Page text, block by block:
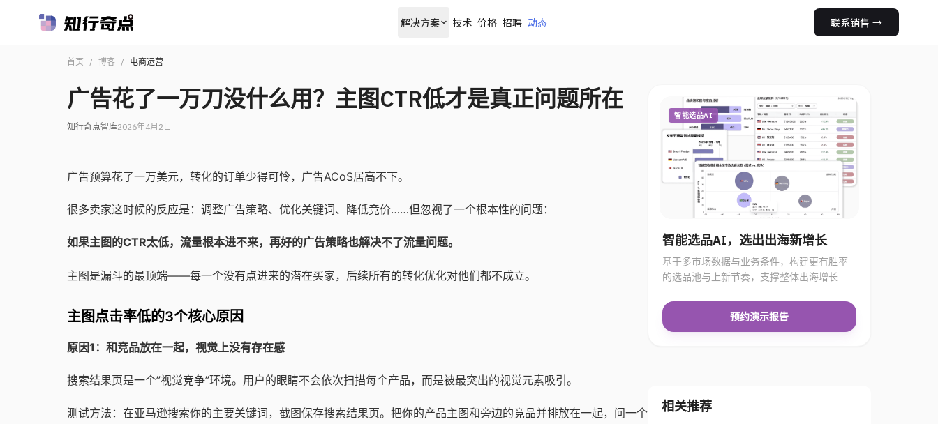
解决方案 技术 价格 招聘 动态 联系销售 →
首页 / 博客 / 电商运营
广告花了一万刀没什么用？主图CTR低才是真正问题所在
知行奇点智库2026年4月2日
广告预算花了一万美元，转化的订单少得可怜，广告ACoS居高不下。
很多卖家这时候的反应是：调整广告策略、优化关键词、降低竞价……但忽视了一个根本性的问题：
如果主图的CTR太低，流量根本进不来，再好的广告策略也解决不了流量问题。
主图是漏斗的最顶端——每一个没有点进来的潜在买家，后续所有的转化优化对他们都不成立。
主图点击率低的3个核心原因
原因1：和竞品放在一起，视觉上没有存在感
搜索结果页是一个”视觉竞争”环境。用户的眼睛不会依次扫描每个产品，而是被最突出的视觉元素吸引。
测试方法：在亚马逊搜索你的主要关键词，截图保存搜索结果页。把你的产品主图和旁边的竞品并排放在一起，问一个
智能选品AI
智能选品AI，选出出海新增长
基于多市场数据与业务条件，构建更有胜率
的选品池与上新节奏，支撑整体出海增长
预约演示报告
相关推荐